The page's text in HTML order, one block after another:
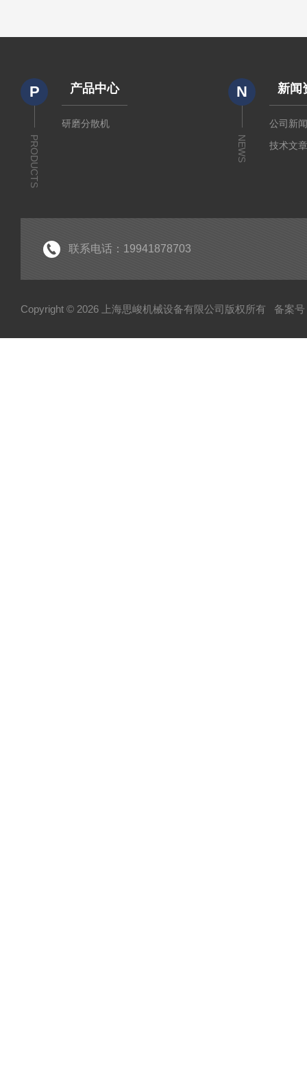
P
PRODUCTS
产品中心
研磨分散机
N
NEWS
新闻
公司新
技术文
联系电话：19941878703
Copyright © 2026 上海思峻机械设备有限公司版权所有 备案号